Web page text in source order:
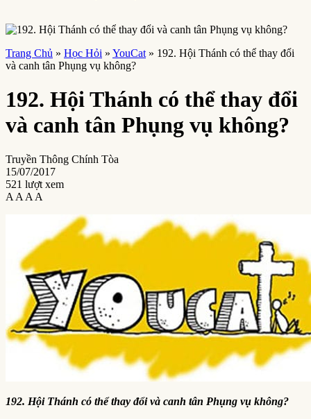
Trang Chủ » Học Hỏi » YouCat » 192. Hội Thánh có thể thay đổi
và canh tân Phụng vụ không?
192. Hội Thánh có thể thay đổi
và canh tân Phụng vụ không?
Truyền Thông Chính Tòa
15/07/2017
521 lượt xem
A A A A
192. Hội Thánh có thể thay đổi và canh tân Phụng vụ không?